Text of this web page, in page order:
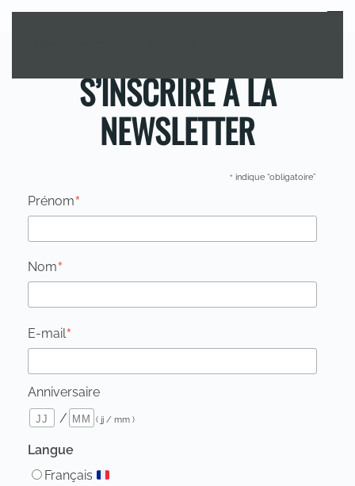
MENU
S’INSCRIRE À LA
NEWSLETTER
*indique “obligatoire”
Prénom*
Nom*
E-mail*
Anniversaire
/
( jj / mm )
Langue
Français